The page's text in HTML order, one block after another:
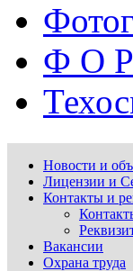
Ф О
Новости и
Лицензии и
Контакты и
Вакансии
Охрана труда